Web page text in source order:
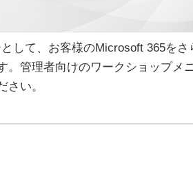
して、お客様のMicrosoft 365をさ
管理者向けのワークショップメ
い。